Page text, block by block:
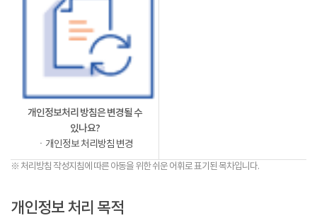
개인정보처리 방침은 변경될 수
있나요?
ㆍ개인정보 처리방침 변경
※ 처리방침 작성지침에 따른 아동을 위한 쉬운 어휘로 표기된 목차입니다.
개인정보 처리 목적